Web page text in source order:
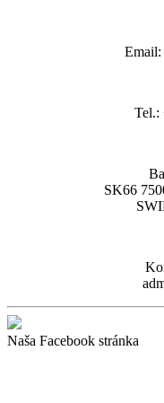
Email:
Tel.:
SK66
Naša Facebook stránka